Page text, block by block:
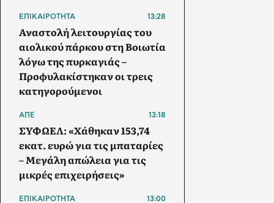
ΕΠΙΚΑΙΡΟΤΗΤΑ 13:28
Αναστολή λειτουργίας του
αιολικού πάρκου στη Βοιωτία
λόγω της πυρκαγιάς –
Προφυλακίστηκαν οι τρεις
κατηγορούμενοι
ΑΠΕ 13:18
ΣΥΦΩΕΛ: «Χάθηκαν 153,74
εκατ. ευρώ για τις μπαταρίες
– Μεγάλη απώλεια για τις
μικρές επιχειρήσεις»
ΕΠΙΚΑΙΡΟΤΗΤΑ 13:00